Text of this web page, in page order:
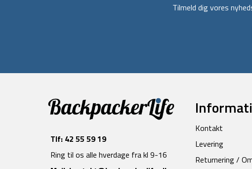
Tilmeld dig vores
Tlf: 42 55 59 19
Ring til os alle hverdage fra kl 9-16
Kontakt
Levering
Returnering /